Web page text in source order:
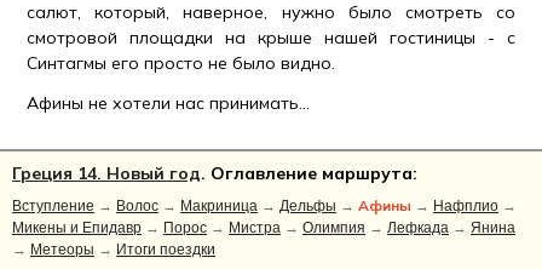
салют, который, наверное, нужно было смотреть со
смотровой площадки на крыше нашей гостиницы - с
Синтагмы его просто не было видно.
Афины не хотели нас принимать...
Греция 14. Новый год. Оглавление маршрута:
Вступление → Волос → Макриница → Дельфы → Афины → Нафплио →
Микены и Епидавр → Порос → Мистра → Олимпия → Лефкада → Янина
→ Метеоры → Итоги поездки